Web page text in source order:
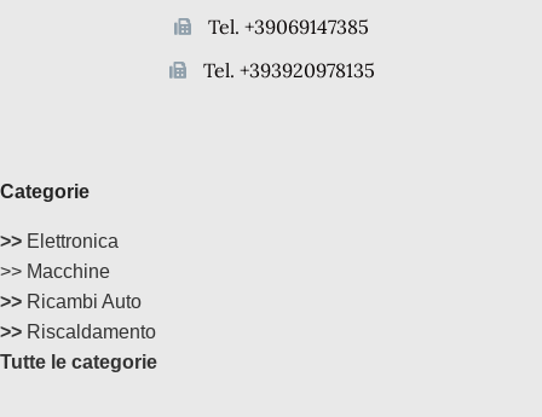
Tel. +39069147385
Tel. +393920978135
Categorie
>> Elettronica
>> Macchine
>> Ricambi Auto
>> Riscaldamento
Tutte le categorie